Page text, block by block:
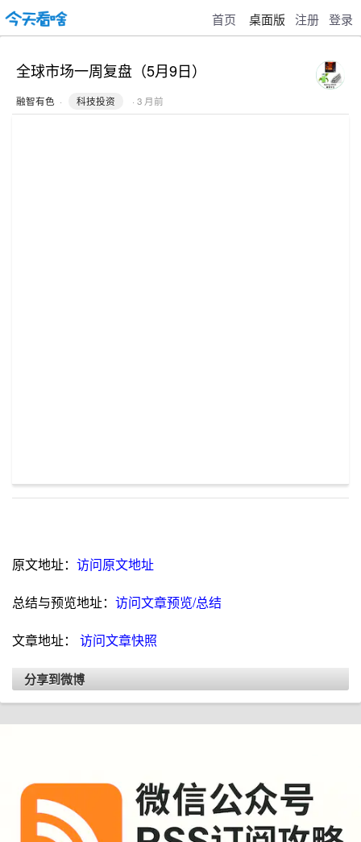
首页 桌面版 注册 登录
全球市场一周复盘（5月9日）
融智有色 · 科技投资 · 3 月前
原文地址： 访问原文地址
总结与预览地址： 访问文章预览/总结
文章地址： 访问文章快照
分享到微博